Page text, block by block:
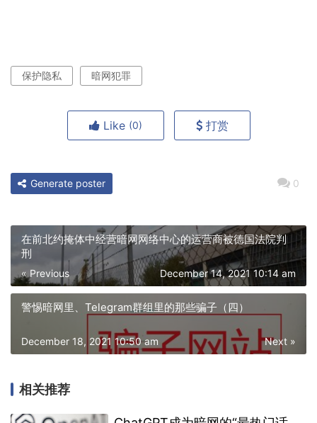
保护隐私 暗网犯罪
Like (0) 打赏
0
Generate poster
在前北约掩体中经营暗网网络中心的运营商被德国法院判
刑
« Previous December 14, 2021 10:14 am
警惕暗网里、Telegram群组里的那些骗子（四）
Next »
December 18, 2021 10:50 am
相关推荐